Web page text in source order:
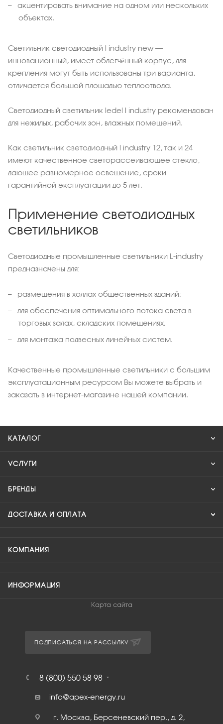
акцентировать внимание на одном или нескольких
объектах.
Светильник светодиодный l industry new –
инновационный, имеет облегчённый корпус, для
крепления могут быть использованы три варианта,
отличается большой площадью теплоотвода.
Светодиодный светильник ledel l industry рекомендован
для нежилых, рабочих зон, влажных помещений.
Как светильник светодиодный l industry 12, так и 24
имеют качественное светорассеивающее стекло,
дающее равномерное освещение, сроки
гарантийной эксплуатации до 5 лет.
Применение светодиодных
светильников
Светодиодные промышленные светильники L-industry
предназначены для:
размещения в холлах общественных зданий;
для обеспечения оптимального потока света в
торговых залах, складских помещениях;
для монтажа подвесных линейных систем.
Качественные промышленные светильники с большим
эксплуатационным ресурсом Вы можете выбрать и
заказать в интернет-магазине нашей компании.
КАТАЛОГ
УСЛУГИ
БРЕНДЫ
ДОСТАВКА И ОПЛАТА
КОМПАНИЯ
ИНФОРМАЦИЯ
Карта сайта
ПОДПИСАТЬСЯ НА РАССЫЛКУ
8 (800) 550 58 98
info@apex-energy.ru
г. Москва, Берсеневский пер., д. 2,